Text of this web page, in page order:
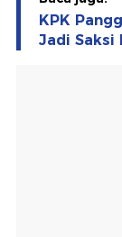
KPK
Jadi Saksi